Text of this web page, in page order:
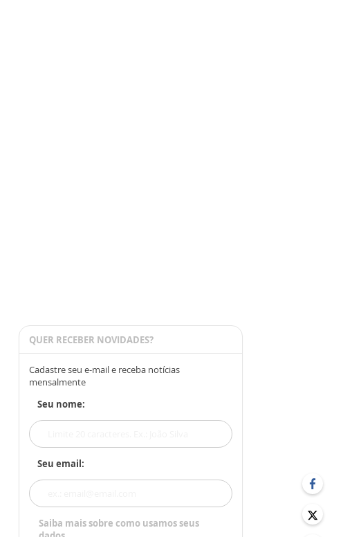
QUER RECEBER NOVIDADES?
Cadastre seu e-mail e receba notícias
mensalmente
Seu nome:
Seu email:
Saiba mais sobre como usamos seus